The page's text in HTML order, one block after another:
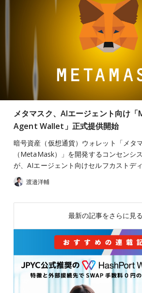
メタマスク、AIエージェント向け
Agent Wallet」正式提供開始
暗号資産（仮想通貨）ウォレット「メタ
（MetaMask）」を開発するコンセンシ
が、AIエージェント向けセルフカストデ
渡邉洋輔
最新の記事をさらに見